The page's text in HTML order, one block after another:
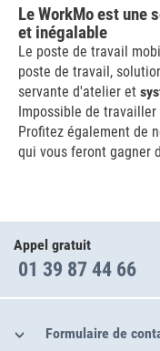
Le WorkMo est une
et inégalable
Le poste de travail
poste de travail,
servante d'atelier et
Impossible de
Profitez également de
qui vous feront gagner
Appel gratuit
01 39 87 44 66
Formulaire de